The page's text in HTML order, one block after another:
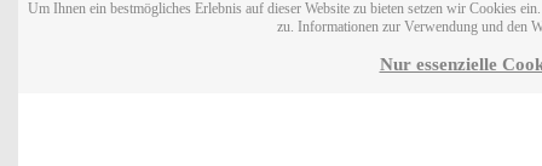
Um Ihnen ein bestmögliches Erlebnis auf dieser Website zu bieten setzen wir Cookies
zu. Informationen zur Verwendung und den
Nur essenzielle